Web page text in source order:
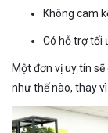
Không cam
Có hỗ trợ tối
Một đơn vị uy tín
như thế nào, thay vì